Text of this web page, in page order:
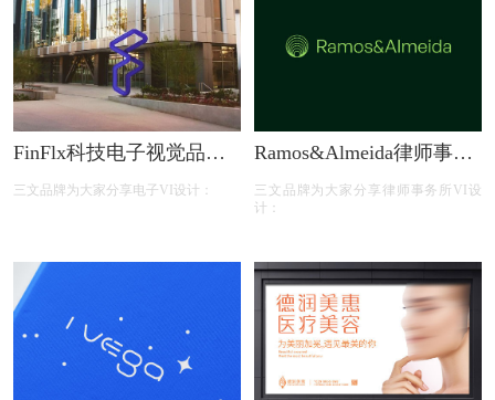
FinFlx科技电子视觉品牌
三文品牌为大家分享电子VI设计：
Ramos&Almeida律师事务
三文品牌为大家分享律师事务所VI设
计：